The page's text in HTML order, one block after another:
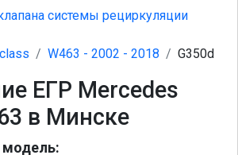
системы рециркуляции
W463 - 2002 - 2018 G350d
ЕГР Mercedes
в Минске